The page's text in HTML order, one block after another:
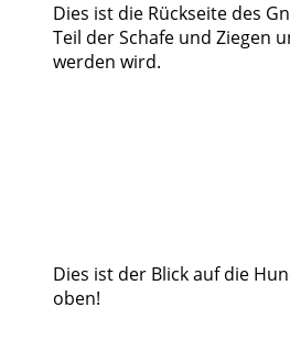
Dies ist die Rückseite des
Teil der Schafe und Ziegen
werden wird.
Dies ist der Blick auf die
oben!